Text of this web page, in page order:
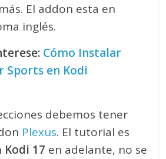
El addon esta en
inglés.
Cómo Instalar
Sports en Kodi
debemos tener
Plexus. El tutorial es
Kodi 17 en adelante, no se